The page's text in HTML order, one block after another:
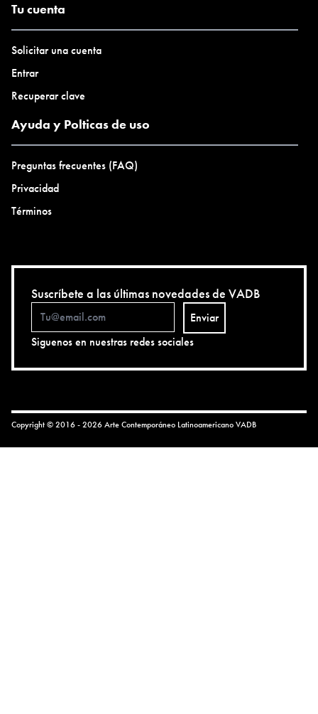
Tu cuenta
Solicitar una cuenta
Entrar
Recuperar clave
Ayuda y Polticas de uso
Preguntas frecuentes (FAQ)
Privacidad
Términos
Suscríbete a las últimas novedades de VADB
Enviar
Siguenos en nuestras redes sociales
Copyright © 2016 - 2026 Arte Contemporáneo LatinoamericanoVADB